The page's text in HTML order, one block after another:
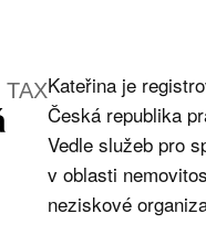
TAXKateřina je
Česká republika
Vedle služeb pro
v oblasti
neziskové